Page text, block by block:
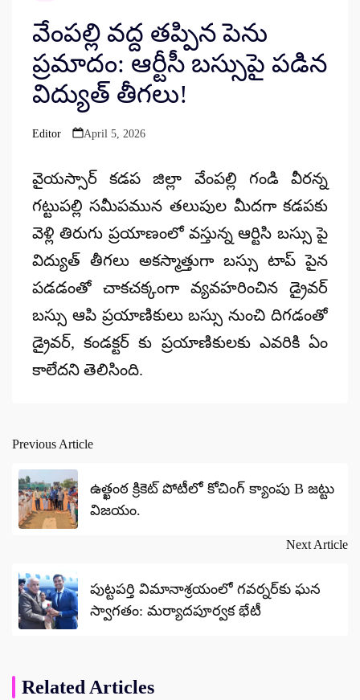
వేంపల్లి వద్ద తప్పిన పెను
ప్రమాదం: ఆర్టీసీ బస్సుపై పడిన
విద్యుత్ తీగలు!
Posted
Editor April 5, 2026
వైయస్సార్ కడప జిల్లా వేంపల్లి గండి వీరన్న
గట్టుపల్లి సమీపమున తలుపుల మీదగా కడపకు
వెళ్లి తిరుగు ప్రయాణంలో వస్తున్న ఆర్టిసి బస్సు పై
విద్యుత్ తీగలు అకస్మాత్తుగా బస్సు టాప్ పైన
పడడంతో చాకచక్కంగా వ్యవహరించిన డ్రైవర్
బస్సు ఆపి ప్రయాణికులు బస్సు నుంచి దిగడంతో
డ్రైవర్, కండక్టర్ కు ప్రయాణికులకు ఎవరికి ఏం
కాలేదని తెలిసింది.
Post
navigation
Previous Article
ఉత్ఖంఠ క్రికెట్ పోటీలో కోచింగ్ క్యాంపు B జట్టు
విజయం.
Next Article
పుట్టపర్తి విమానాశ్రయంలో గవర్నర్‌కు ఘన
స్వాగతం: మర్యాదపూర్వక భేటీ
Related Articles